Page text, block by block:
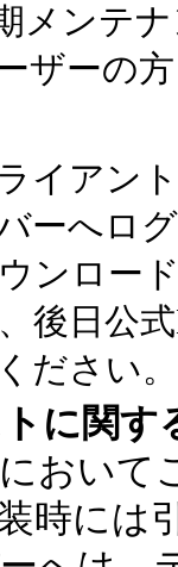
メンテ
ザーの
イアン
ーへロ
ンロー
後日公
ださい。
に関す
おいて
時には